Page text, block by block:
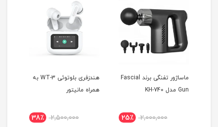
ماساژور تفنگی برند Fascial
Gun مدل KH-740
2,000,000 25٪
هندزفری بلوتوثی WT-3 به
همراه مانیتور
2,500,000 38٪